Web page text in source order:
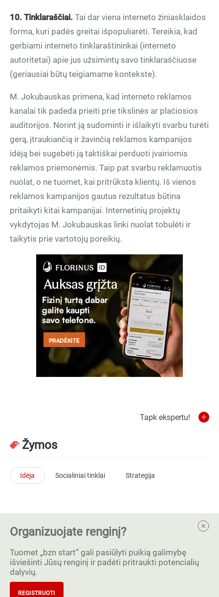
10. Tinklaraščiai. Tai dar viena interneto žiniasklaidos
forma, kuri padės greitai išpopuliarėti. Tereikia, kad
gerbiami interneto tinklaraštininkai (interneto
autoritetai) apie jus užsimintų savo tinklaraščiuose
(geriausiai būtų teigiamame kontekste).
M. Jokubauskas primena, kad interneto reklamos
kanalai tik padeda prieiti prie tikslinės ar plačiosios
auditorijos. Norint ją sudominti ir išlaikyti svarbu turėti
gerą, įtraukiančią ir žavinčią reklamos kampanijos
idėją bei sugebėti ją taktiškai perduoti įvairiomis
reklamos priemonėmis. Taip pat svarbu reklamuotis
nuolat, o ne tuomet, kai pritrūksta klientų. Iš vienos
reklamos kampanijos gautus rezultatus būtina
pritaikyti kitai kampanijai. Internetinių projektų
vykdytojas M. Jokubauskas linki nuolat tobulėti ir
taikytis prie vartotojų poreikių.
Tapk ekspertu!
Žymos
Idėja Socialiniai tinklai Strategija
Organizuojate renginį?
Tuomet „bzn start” gali pasiūlyti puikią galimybę
išviešinti Jūsų renginį ir padėti pritraukti potencialių
dalyvių.
REGISTRUOTI